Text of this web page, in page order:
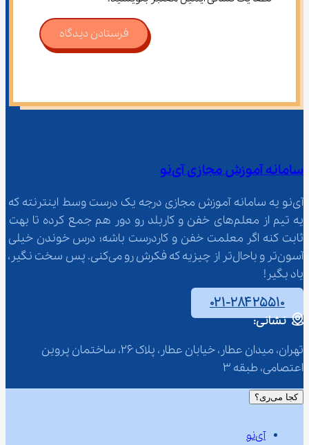
فرستادن دیدگاه
سامانه آموزش مجازی آی‌نو
آی‌نو یه سامانه آموزش مجازی درجه یک درست وسط اینترنته که
یه تیم از معلم‌‌های خفن و کاربلد رو دور هم جمع کرده تا بهت
ثابت کنه اگر معلمت خفن و کاردرست باشه؛ درس خوندن خیلی
آسون‌تر و باحال‌تر از چیزیه که فکرش رو می‌کنی. پس سخت نگیر،
یاد بگیر!
۰۲۱-۲۸۴۲۵۵۱۰
نشانی:
تهران، میدان عطار، خیابان عطار، پلاک 26، ساختمان پروین
اعتصامی، طبقه 3
کجا می‌ری؟
آی‌نو